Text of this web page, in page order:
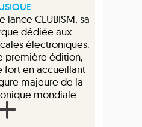
lance CLUBISM, sa
dédiée aux
électroniques.
première édition,
fort en accueillant
majeure de la
mondiale.